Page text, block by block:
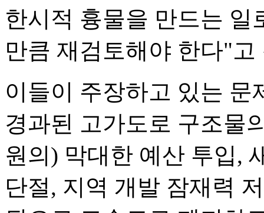
한시적 흉물을 만드는 일
만큼 재검토해야 한다"고
이들이 주장하고 있는 문
경과된 고가도로 구조물
원의) 막대한 예산 투입,
단절, 지역 개발 잠재력